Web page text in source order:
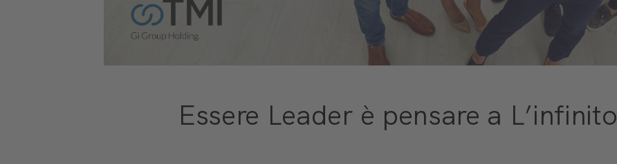
Essere Leader è pensare a L’infinito